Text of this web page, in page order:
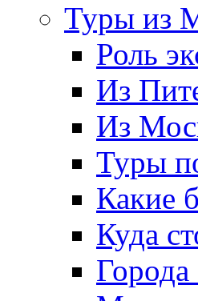
Туры из
Роль
Из
Из
Туры
Какие
Куда
Города